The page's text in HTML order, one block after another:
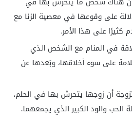
على وقوعها في معصية الزنا مع
على هذا الأمر.
في المنام مع الشخص الذي
على سوء أخلاقها، وبُعدها عن
أن زوجها يتحرش بها في الحلم،
الحب والود الكبير الذي يجمعهما.